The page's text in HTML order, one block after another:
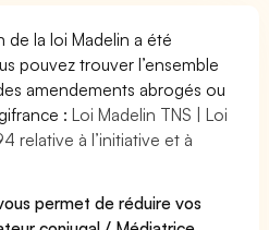
de la loi Madelin a été
pouvez trouver l’ensemble
amendements abrogés ou
:Loi Madelin TNS | Loi
relative à l’initiative et à
permet de réduire vos